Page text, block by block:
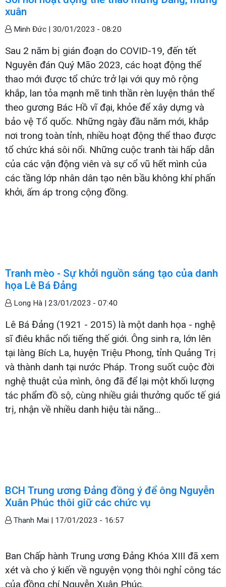
xuân
Minh Đức | 30/01/2023 - 08:20
Sau 2 năm bị gián đoạn do COVID-19, đến tết
Nguyên đán Quý Mão 2023, các hoạt động thể
thao mới được tổ chức trở lại với quy mô rộng
khắp, lan tỏa mạnh mẽ tinh thần rèn luyện thân thể
theo gương Bác Hồ vĩ đại, khỏe để xây dựng và
bảo vệ Tổ quốc. Những ngày đầu năm mới, khắp
nơi trong toàn tỉnh, nhiều hoạt động thể thao được
tổ chức khá sôi nổi. Những cuộc tranh tài hấp dẫn
của các vận động viên và sự cổ vũ hết mình của
các tầng lớp nhân dân tạo nên bầu không khí phấn
khởi, ấm áp trong cộng đồng.
Tranh mèo - Sự khởi nguồn sáng tạo của danh
họa Lê Bá Đảng
Long Hà | 23/01/2023 - 07:40
Lê Bá Đảng (1921 - 2015) là một danh họa - nghệ
sĩ điêu khắc nổi tiếng thế giới. Ông sinh ra, lớn lên
tại làng Bích La, huyện Triệu Phong, tỉnh Quảng Trị
và thành danh tại nước Pháp. Trong suốt cuộc đời
nghệ thuật của mình, ông đã để lại một khối lượng
tác phẩm đồ sộ, cùng nhiều giải thưởng quốc tế giá
trị, nhận về nhiều danh hiệu tài năng…
BCH Trung ương Đảng đồng ý để ông Nguyễn
Xuân Phúc thôi giữ các chức vụ
Thanh Mai | 17/01/2023 - 16:57
Ban Chấp hành Trung ương Đảng Khóa XIII đã xem
xét và cho ý kiến ​​về nguyện vọng thôi nghỉ công tác
của đồng chí Nguyễn Xuân Phúc.